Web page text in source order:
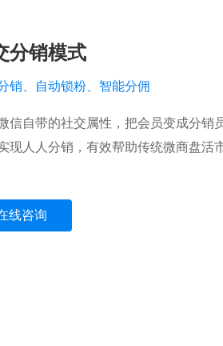
分销模式
销、自动锁粉、智能分佣
信自带的社交属性，把会员变成分销
现人人分销，有效帮助传统微商盘活
线咨询